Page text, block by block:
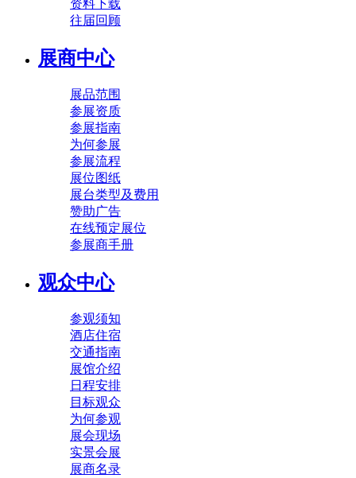
资料下载
往届回顾
展商中心
展品范围
参展资质
参展指南
为何参展
参展流程
展位图纸
展台类型及费用
赞助广告
在线预定展位
参展商手册
观众中心
参观须知
酒店住宿
交通指南
展馆介绍
日程安排
目标观众
为何参观
展会现场
实景会展
展商名录